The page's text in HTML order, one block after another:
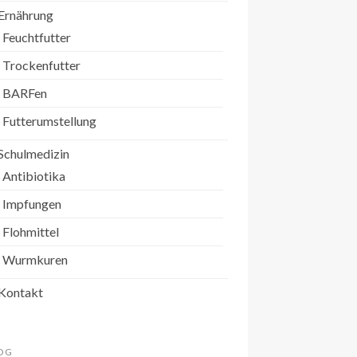
Feuchtfutter
Trockenfutter
BARFen
Futterumstellung
Antibiotika
Impfungen
Flohmittel
Wurmkuren